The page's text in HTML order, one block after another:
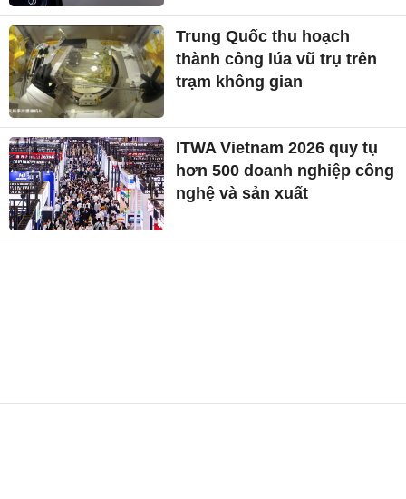
Trung Quốc thu hoạch
thành công lúa vũ trụ trên
trạm không gian
ITWA Vietnam 2026 quy tụ
hơn 500 doanh nghiệp công
nghệ và sản xuất